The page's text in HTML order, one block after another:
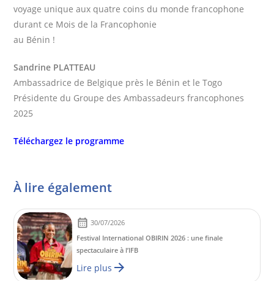
voyage unique aux quatre coins du monde francophone
durant ce Mois de la Francophonie
au Bénin !
Sandrine PLATTEAU
Ambassadrice de Belgique près le Bénin et le Togo
Présidente du Groupe des Ambassadeurs francophones
2025
Téléchargez le programme
À lire également
30/07/2026
Festival International OBIRIN 2026 : une finale
spectaculaire à l’IFB
Lire plus